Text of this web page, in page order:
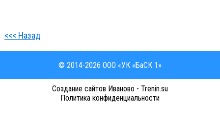
<<< Назад
© 2014-2026 ООО «УК «БаСК 1»
Cоздание сайтов Иваново - Trenin.su
Политика конфиденциальности